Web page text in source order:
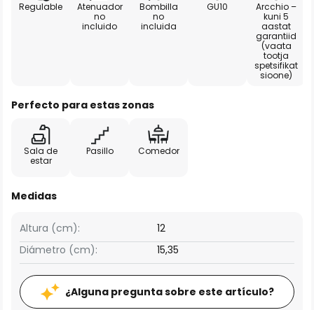
Regulable
Atenuador
no
incluido
Bombilla
no
incluida
GU10
Arcchio –
kuni 5
aastat
garantiid
(vaata
tootja
spetsifikat
sioone)
Perfecto para estas zonas
Sala de
estar
Pasillo Comedor
Medidas
Altura (cm):
12
Diámetro (cm):
15,35
¿Alguna pregunta sobre este artículo?